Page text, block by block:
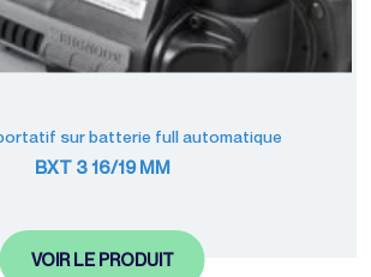
sur batterie full automatique
BXT 3 16/19 MM
VOIR LE PRODUIT